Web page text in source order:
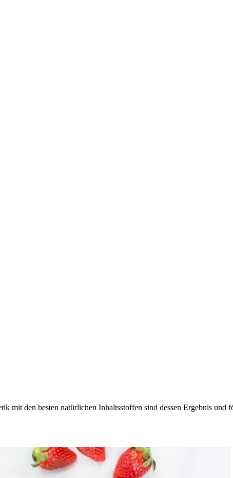
den besten natürlichen Inhaltsstoffen sind dessen Ergebnis und